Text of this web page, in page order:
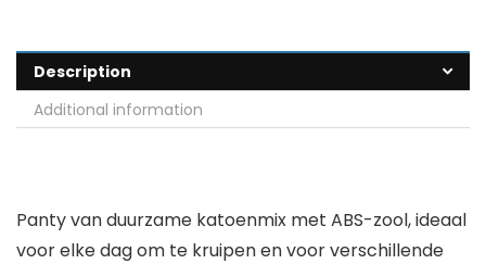
Description
Additional information
Panty van duurzame katoenmix met ABS-zool, ideaal
voor elke dag om te kruipen en voor verschillende